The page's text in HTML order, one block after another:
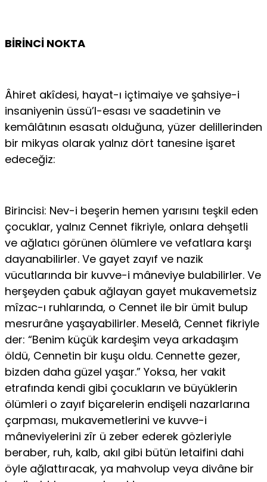
BİRİNCİ NOKTA
Âhiret akîdesi, hayat-ı içtimaiye ve şahsiye-i
insaniyenin üssü’l-esası ve saadetinin ve
kemâlâtının esasatı olduğuna, yüzer delillerinden
bir mikyas olarak yalnız dört tanesine işaret
edeceğiz:
Birincisi: Nev-i beşerin hemen yarısını teşkil eden
çocuklar, yalnız Cennet fikriyle, onlara dehşetli
ve ağlatıcı görünen ölümlere ve vefatlara karşı
dayanabilirler. Ve gayet zayıf ve nazik
vücutlarında bir kuvve-i mâneviye bulabilirler. Ve
herşeyden çabuk ağlayan gayet mukavemetsiz
mîzac-ı ruhlarında, o Cennet ile bir ümit bulup
mesrurâne yaşayabilirler. Meselâ, Cennet fikriyle
der: “Benim küçük kardeşim veya arkadaşım
öldü, Cennetin bir kuşu oldu. Cennette gezer,
bizden daha güzel yaşar.” Yoksa, her vakit
etrafında kendi gibi çocukların ve büyüklerin
ölümleri o zayıf biçarelerin endişeli nazarlarına
çarpması, mukavemetlerini ve kuvve-i
mâneviyelerini zîr ü zeber ederek gözleriyle
beraber, ruh, kalb, akıl gibi bütün letaifini dahi
öyle ağlattıracak, ya mahvolup veya divâne bir